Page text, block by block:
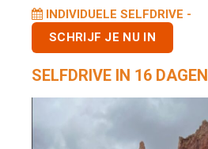
INDIVIDUELE SELFDRIVE -
SCHRIJF JE NU IN
SELFDRIVE IN 16 DAGEN